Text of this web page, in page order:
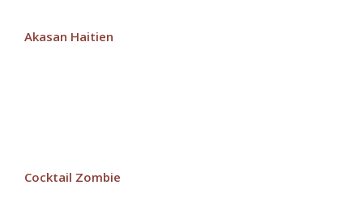
Akasan Haitien
Cocktail Zombie